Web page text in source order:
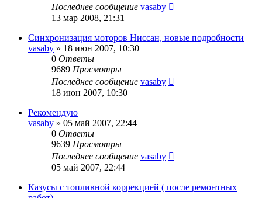
Последнее сообщение vasaby
13 мар 2008, 21:31
Синхронизация моторов Ниссан, новые подробности
vasaby » 18 июн 2007, 10:30
0 Ответы
9689 Просмотры
Последнее сообщение vasaby
18 июн 2007, 10:30
Рекомендую
vasaby » 05 май 2007, 22:44
0 Ответы
9639 Просмотры
Последнее сообщение vasaby
05 май 2007, 22:44
Казусы с топливной коррекцией ( после ремонтных